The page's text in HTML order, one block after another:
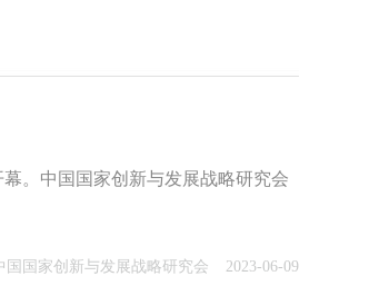
幕。中国国家创新与发展战略研究会
国国家创新与发展战略研究会 2023-06-09